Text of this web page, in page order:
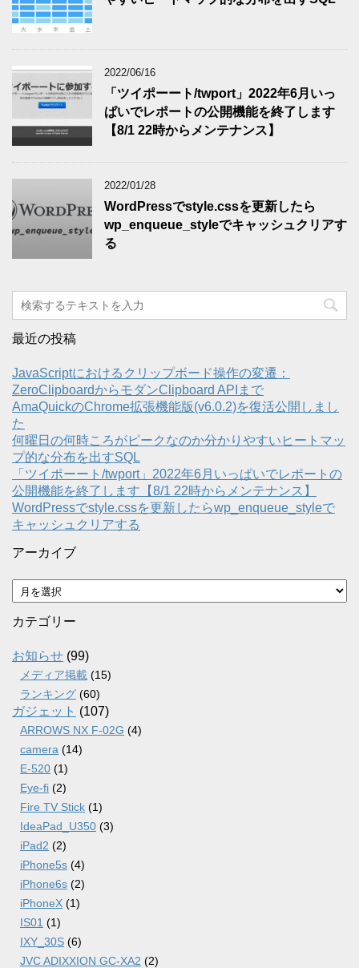
2022/06/16
「ツイポーート/twport」2022年6月いっ
ぱいでレポートの公開機能を終了します
【8/1 22時からメンテナンス】
2022/01/28
WordPressでstyle.cssを更新したら
wp_enqueue_styleでキャッシュクリアす
る
最近の投稿
JavaScriptにおけるクリップボード操作の変遷：
ZeroClipboardからモダンClipboard APIまで
AmaQuickのChrome拡張機能版(v6.0.2)を復活公開しまし
た
何曜日の何時ころがピークなのか分かりやすいヒートマッ
プ的な分布を出すSQL
「ツイポーート/twport」2022年6月いっぱいでレポートの
公開機能を終了します【8/1 22時からメンテナンス】
WordPressでstyle.cssを更新したらwp_enqueue_styleで
キャッシュクリアする
アーカイブ
ア
ー
カ
ブ
カテゴリー
お知らせ (99)
メディア掲載 (15)
ランキング (60)
ガジェット (107)
ARROWS NX F-02G (4)
camera (14)
E-520 (1)
Eye-fi (2)
Fire TV Stick (1)
IdeaPad_U350 (3)
iPad2 (2)
iPhone5s (4)
iPhone6s (2)
iPhoneX (1)
IS01 (1)
IXY_30S (6)
JVC ADIXXION GC-XA2 (2)